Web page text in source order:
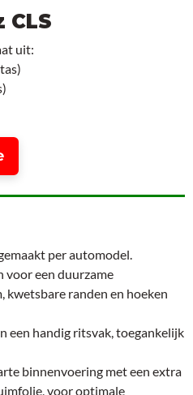
CLS
uit:
per automodel.
voor een duurzame
kwetsbare randen en hoeken
een handig ritsvak, toegankelijk
binnenvoering met een extra
voor optimale